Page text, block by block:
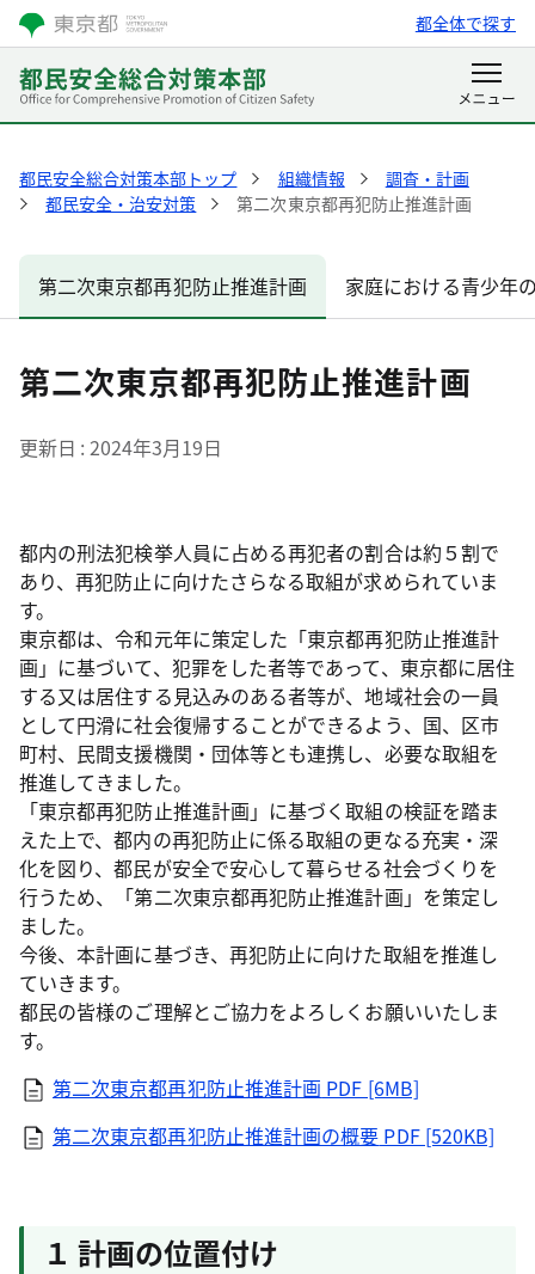
都全体で探す
都民安全総合対策本部トップ 組織情報
調査・計画
都民安全・治安対策
第二次東京都再犯防止推進計画
第二次東京都再犯防止推進計画 家庭における青少年
第二次東京都再犯防止推進計画
更新日 2024年3月19日
都内の刑法犯検挙人員に占める再犯者の割合は約５割で
あり、再犯防止に向けたさらなる取組が求められていま
す。
東京都は、令和元年に策定した「東京都再犯防止推進計
画」に基づいて、犯罪をした者等であって、東京都に居住
する又は居住する見込みのある者等が、地域社会の一員
として円滑に社会復帰することができるよう、国、区市
町村、民間支援機関・団体等とも連携し、必要な取組を
推進してきました。
「東京都再犯防止推進計画」に基づく取組の検証を踏ま
えた上で、都内の再犯防止に係る取組の更なる充実・深
化を図り、都民が安全で安心して暮らせる社会づくりを
行うため、「第二次東京都再犯防止推進計画」を策定し
ました。
今後、本計画に基づき、再犯防止に向けた取組を推進し
ていきます。
都民の皆様のご理解とご協力をよろしくお願いいたしま
す。
第二次東京都再犯防止推進計画 PDF [6MB]
第二次東京都再犯防止推進計画の概要 PDF [520KB]
１ 計画の位置付け